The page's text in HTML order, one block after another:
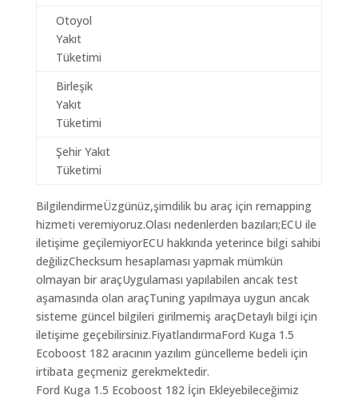
Otoyol
Yakıt
Tüketimi
Birleşik
Yakıt
Tüketimi
Şehir Yakıt
Tüketimi
BilgilendirmeÜzgünüz,şimdilik bu araç için remapping
hizmeti veremiyoruz.Olası nedenlerden bazıları;ECU ile
iletişime geçilemiyorECU hakkında yeterince bilgi sahibi
değilizChecksum hesaplaması yapmak mümkün
olmayan bir araçUygulaması yapılabilen ancak test
aşamasında olan araçTuning yapılmaya uygun ancak
sisteme güncel bilgileri girilmemiş araçDetaylı bilgi için
iletişime geçebilirsiniz.FiyatlandırmaFord Kuga 1.5
Ecoboost 182 aracının yazılım güncelleme bedeli için
irtibata geçmeniz gerekmektedir.
Ford Kuga 1.5 Ecoboost 182 İçin Ekleyebileceğimiz